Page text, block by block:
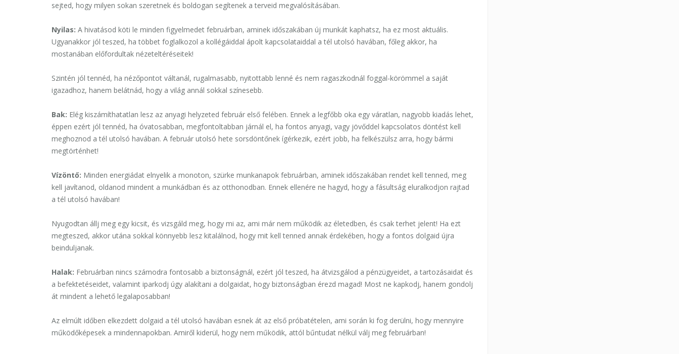
sejted, hogy milyen sokan szeretnek és boldogan segítenek a terveid megvalósításában.
Nyilas: A hivatásod köti le minden figyelmedet februárban, aminek időszakában új munkát kaphatsz, ha ez most aktuális.
Ugyanakkor jól teszed, ha többet foglalkozol a kollégáiddal ápolt kapcsolataiddal a tél utolsó havában, főleg akkor, ha
mostanában előfordultak nézeteltéréseitek!
Szintén jól tennéd, ha nézőpontot váltanál, rugalmasabb, nyitottabb lenné és nem ragaszkodnál foggal-körömmel a saját
igazadhoz, hanem belátnád, hogy a világ annál sokkal színesebb.
Bak: Elég kiszámíthatatlan lesz az anyagi helyzeted február első felében. Ennek a legfőbb oka egy váratlan, nagyobb kiadás lehet,
éppen ezért jól tennéd, ha óvatosabban, megfontoltabban járnál el, ha fontos anyagi, vagy jövőddel kapcsolatos döntést kell
meghoznod a tél utolsó havában. A február utolsó hete sorsdöntőnek ígérkezik, ezért jobb, ha felkészülsz arra, hogy bármi
megtörténhet!
Vízöntő: Minden energiádat elnyelik a monoton, szürke munkanapok februárban, aminek időszakában rendet kell tenned, meg
kell javítanod, oldanod mindent a munkádban és az otthonodban. Ennek ellenére ne hagyd, hogy a fásultság eluralkodjon rajtad
a tél utolsó havában!
Nyugodtan állj meg egy kicsit, és vizsgáld meg, hogy mi az, ami már nem működik az életedben, és csak terhet jelent! Ha ezt
megteszed, akkor utána sokkal könnyebb lesz kitalálnod, hogy mit kell tenned annak érdekében, hogy a fontos dolgaid újra
beinduljanak.
Halak: Februárban nincs számodra fontosabb a biztonságnál, ezért jól teszed, ha átvizsgálod a pénzügyeidet, a tartozásaidat és
a befektetéseidet, valamint iparkodj úgy alakítani a dolgaidat, hogy biztonságban érezd magad! Most ne kapkodj, hanem gondolj
át mindent a lehető legalaposabban!
Az elmúlt időben elkezdett dolgaid a tél utolsó havában esnek át az első próbatételen, ami során ki fog derülni, hogy mennyire
működőképesek a mindennapokban. Amiről kiderül, hogy nem működik, attól bűntudat nélkül válj meg februárban!